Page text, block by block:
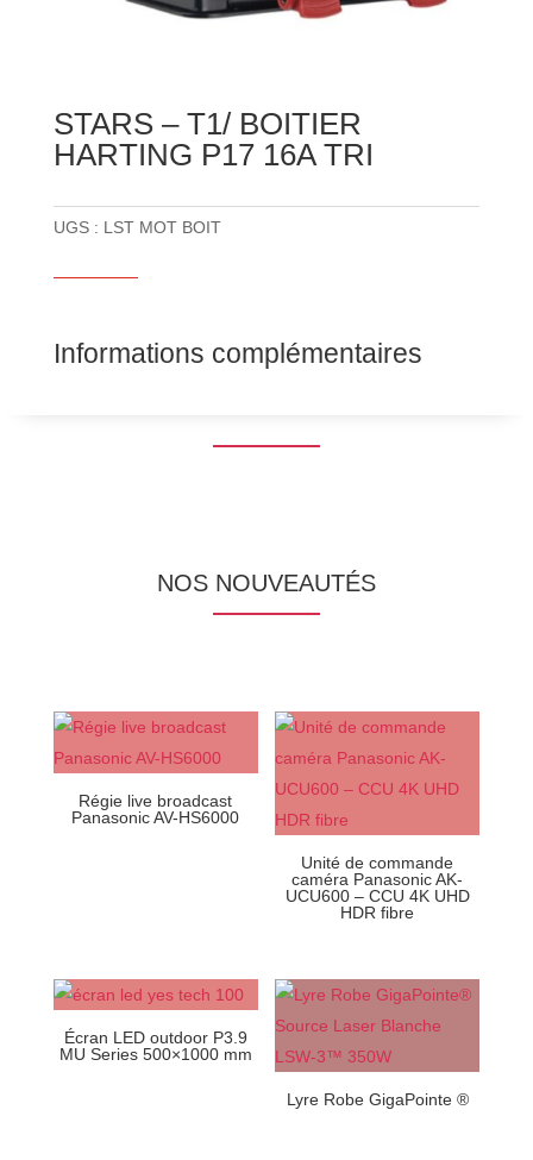
STARS – T1/ BOITIER
HARTING P17 16A TRI
UGS : LST MOT BOIT
Informations complémentaires
NOS NOUVEAUTÉS
Régie live broadcast
Panasonic AV-HS6000
Unité de commande
caméra Panasonic AK-
UCU600 – CCU 4K UHD
HDR fibre
Écran LED outdoor P3.9
MU Series 500×1000 mm
Lyre Robe GigaPointe ®